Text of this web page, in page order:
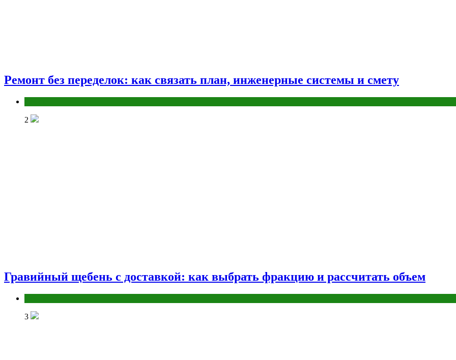
Ремонт без переделок: как связать план, инженерные системы и смету
2
Гравийный щебень с доставкой: как выбрать фракцию и рассчитать объем
3